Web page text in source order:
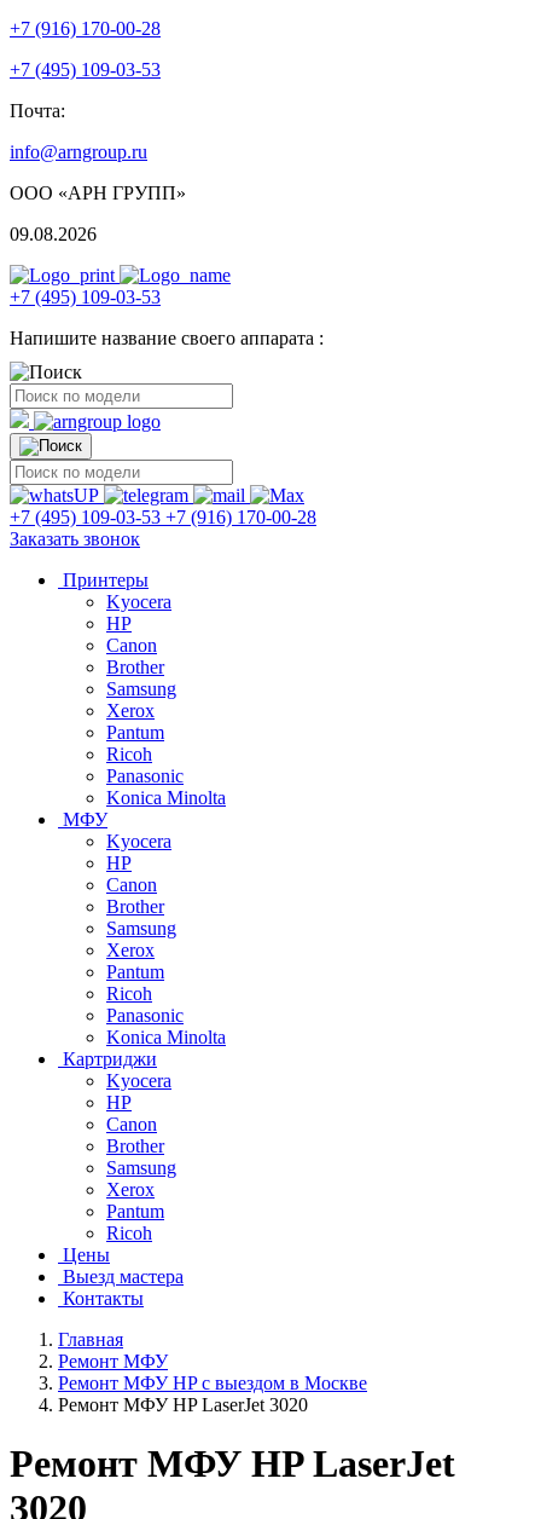
+7 (916) 170-00-28
+7 (495) 109-03-53
Почта:
info@arngroup.ru
ООО «АРН ГРУПП»
09.08.2026
+7 (495) 109-03-53
Напишите название своего аппарата :
+7 (495) 109-03-53 +7 (916) 170-00-28
Заказать звонок
Принтеры
Kyocera
HP
Canon
Brother
Samsung
Xerox
Pantum
Ricoh
Panasonic
Konica Minolta
МФУ
Kyocera
HP
Canon
Brother
Samsung
Xerox
Pantum
Ricoh
Panasonic
Konica Minolta
Картриджи
Kyocera
HP
Canon
Brother
Samsung
Xerox
Pantum
Ricoh
Цены
Выезд мастера
Контакты
Главная
Ремонт МФУ
Ремонт МФУ HP с выездом в Москве
Ремонт МФУ HP LaserJet 3020
Ремонт МФУ HP LaserJet
3020